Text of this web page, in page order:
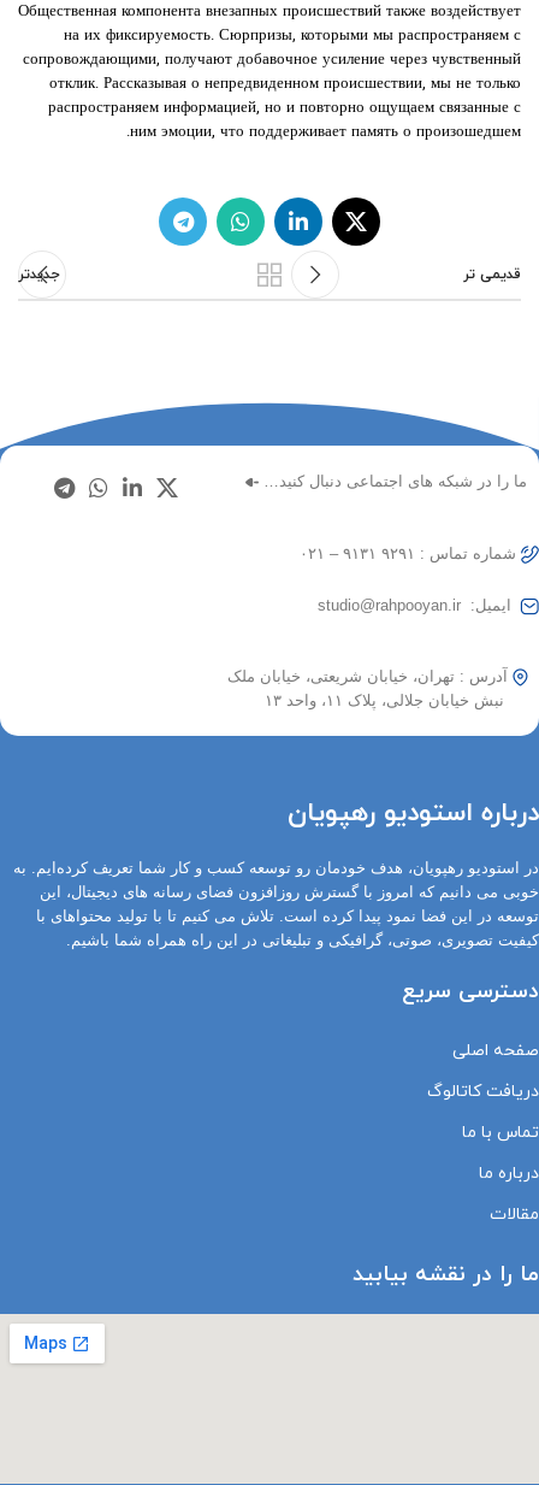
Общественная компонента внезапных происшествий также воздействует
на их фиксируемость. Сюрпризы, которыми мы распространяем с
сопровождающими, получают добавочное усиление через чувственный
отклик. Рассказывая о непредвиденном происшествии, мы не только
распространяем информацией, но и повторно ощущаем связанные с
ним эмоции, что поддерживает память о произошедшем.
جدیدتر قدیمی تر
ما را در شبکه های اجتماعی دنبال کنید…
شماره تماس : ۹۲۹۱ ۹۱۳۱ – ۰۲۱
ایمیل: studio@rahpooyan.ir
آدرس : تهران، خیابان شریعتی، خیابان ملک
نبش خیابان جلالی، پلاک ۱۱، واحد ۱۳
درباره استودیو رهپویان
در استودیو رهپویان، هدف خودمان رو توسعه کسب و کار شما تعریف کرده‌ایم. به
خوبی می دانیم که امروز با گسترش روزافزون فضای رسانه های دیجیتال، این
توسعه در این فضا نمود پیدا کرده است. تلاش می کنیم تا با تولید محتواهای با
کیفیت تصویری، صوتی، گرافیکی و تبلیغاتی در این راه همراه شما باشیم.
دسترسی سریع
صفحه اصلی
دریافت کاتالوگ
تماس با ما
درباره ما
مقالات
ما را در نقشه بیابید